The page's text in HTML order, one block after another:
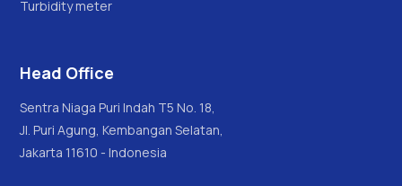
Turbidity meter
Head Office
Sentra Niaga Puri Indah T5 No. 18,
Jl. Puri Agung, Kembangan Selatan,
Jakarta 11610 - Indonesia